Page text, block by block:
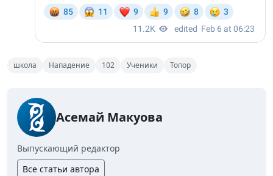
школа Нападение 102 Ученики Топор
Асемай Макуова
Выпускающий редактор
Все статьи автора